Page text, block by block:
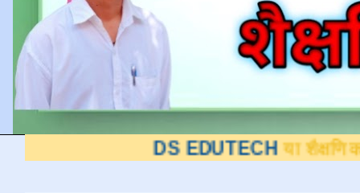
DS EDUTECH या शैक्षणिक ब्लॉगवर